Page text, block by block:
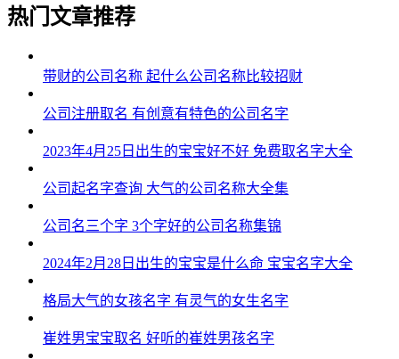
44、兮妍、芙璐、爱姿、亦依、影楚
45、恬枫、妍虹、泉妍、淇雯、绿甯
46、兰欣、然颖、甜甜、芙甜、蓉慧
47、媱妍、语颍、悦虹、瑶玥、碧婕
48、雅恬、妍筱、蕊采、绿若、依妍
49、玥恬、羽昕、欣妍、朵珍、昕莹
50、晓兮、碧怡、菱璇、婉萌、奕桐
51、诗映、晴影、琼娜、兰秋、夏新
52、姿若、洛艺、莹淼、涵瑶、蓝媱
53、清楚、楚南、熙雨、卿冉、欣娜
热门文章推荐
带财的公司名称 起什么公司名称比较招财
公司注册取名 有创意有特色的公司名字
2023年4月25日出生的宝宝好不好 免费取名字大全
公司起名字查询 大气的公司名称大全集
公司名三个字 3个字好的公司名称集锦
2024年2月28日出生的宝宝是什么命 宝宝名字大全
格局大气的女孩名字 有灵气的女生名字
崔姓男宝宝取名 好听的崔姓男孩名字